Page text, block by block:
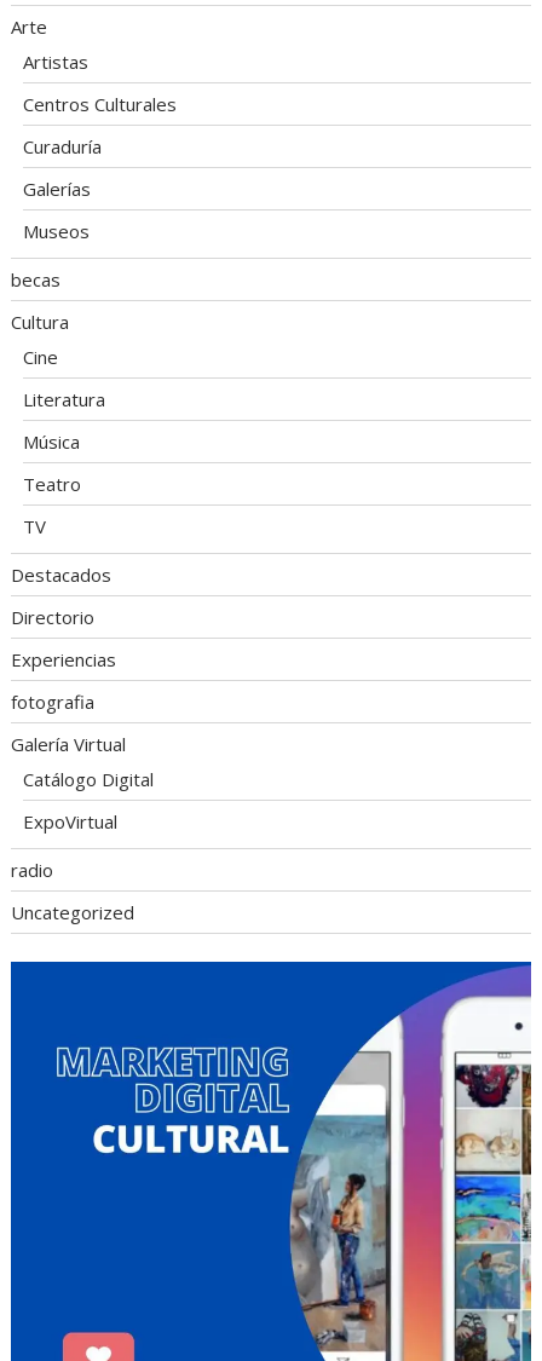
Arte
Artistas
Centros Culturales
Curaduría
Galerías
Museos
becas
Cultura
Cine
Literatura
Música
Teatro
TV
Destacados
Directorio
Experiencias
fotografia
Galería Virtual
Catálogo Digital
ExpoVirtual
radio
Uncategorized